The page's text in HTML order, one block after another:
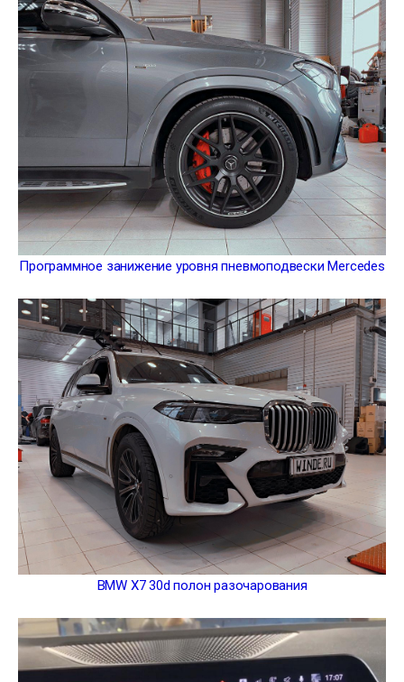
Программное занижение уровня пневмоподвески Mercedes
BMW X7 30d полон разочарования